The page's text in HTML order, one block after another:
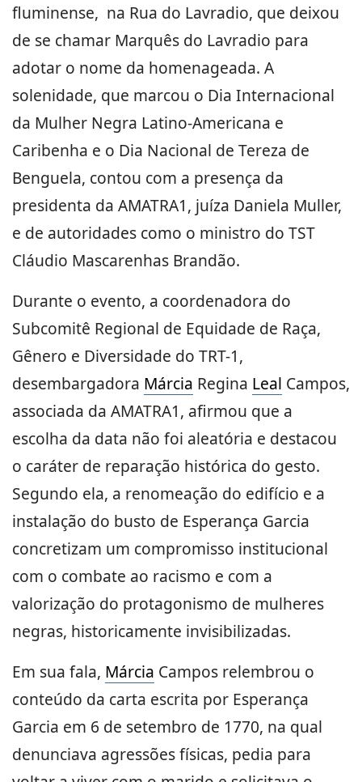
fluminense, na Rua do Lavradio, que deixou
de se chamar Marquês do Lavradio para
adotar o nome da homenageada. A
solenidade, que marcou o Dia Internacional
da Mulher Negra Latino-Americana e
Caribenha e o Dia Nacional de Tereza de
Benguela, contou com a presença da
presidenta da AMATRA1, juíza Daniela Muller,
e de autoridades como o ministro do TST
Cláudio Mascarenhas Brandão.
Durante o evento, a coordenadora do
Subcomitê Regional de Equidade de Raça,
Gênero e Diversidade do TRT-1,
desembargadora Márcia Regina Leal Campos,
associada da AMATRA1, afirmou que a
escolha da data não foi aleatória e destacou
o caráter de reparação histórica do gesto.
Segundo ela, a renomeação do edifício e a
instalação do busto de Esperança Garcia
concretizam um compromisso institucional
com o combate ao racismo e com a
valorização do protagonismo de mulheres
negras, historicamente invisibilizadas.
Em sua fala, Márcia Campos relembrou o
conteúdo da carta escrita por Esperança
Garcia em 6 de setembro de 1770, na qual
denunciava agressões físicas, pedia para